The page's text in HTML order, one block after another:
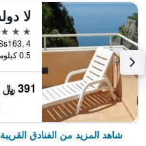
3 نجوم
0.5 كيلومتر عن وسط المدينة
391 ﷼
شاهد المزيد من الفنادق القريبة